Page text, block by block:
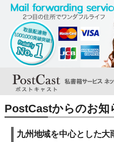
PostCastからのお知
九州地域を中心とした